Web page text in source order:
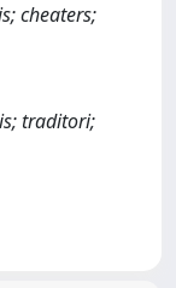
cheaters;
traditori;